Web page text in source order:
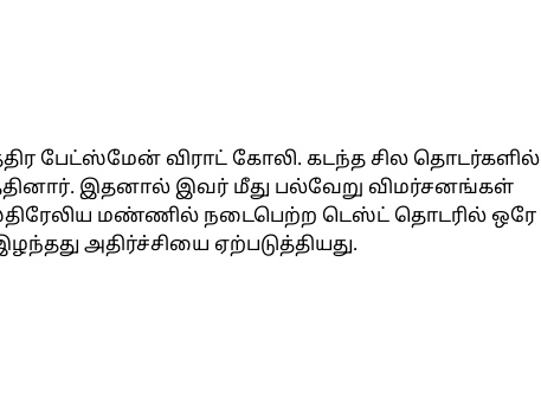
பேட்ஸ்மேன் விராட் கோலி. கடந்த சில தொடர்களில்
இதனால் இவர் மீது பல்வேறு விமர்சனங்கள்
மண்ணில் நடைபெற்ற டெஸ்ட் தொடரில் ஒரே
அதிர்ச்சியை ஏற்படுத்தியது.